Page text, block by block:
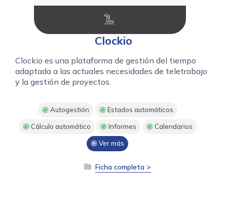
Clockio
Clockio es una plataforma de gestión del tiempo
adaptada a las actuales necesidades de teletrabajo
y la gestión de proyectos.
Autogestión Estados automáticos
Cálculo automático Informes Calendarios
Ver más
Ficha completa >